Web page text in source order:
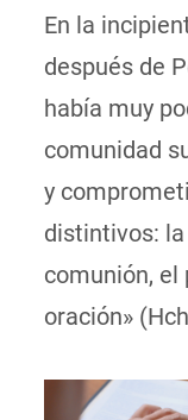
En la
después de
había muy
comunidad
y
distintivos:
comunión, el
oración»